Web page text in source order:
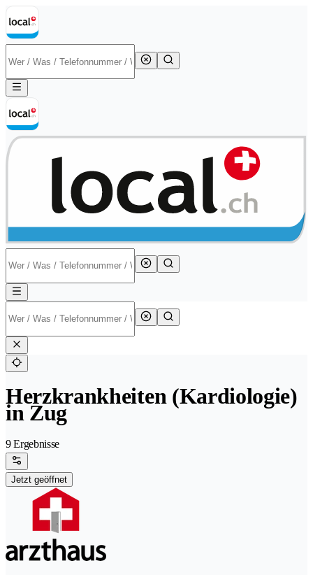
Herzkrankheiten (Kardiologie)
in Zug
9 Ergebnisse
Jetzt geöffnet